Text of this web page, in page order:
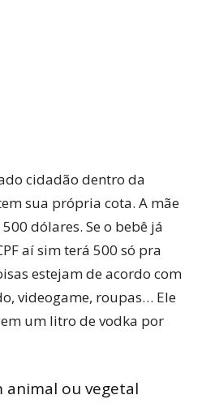
cidadão dentro da
sua própria cota. A mãe
dólares. Se o bebê já
aí sim terá 500 só pra
estejam de acordo com
videogame, roupas… Ele
um litro de vodka por
animal ou vegetal